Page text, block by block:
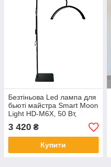
Безтіньова Led лампа для
бьюті майстра Smart Moon
Light HD-M6X, 50 Вт,
чорна
3 420 ₴
Купити